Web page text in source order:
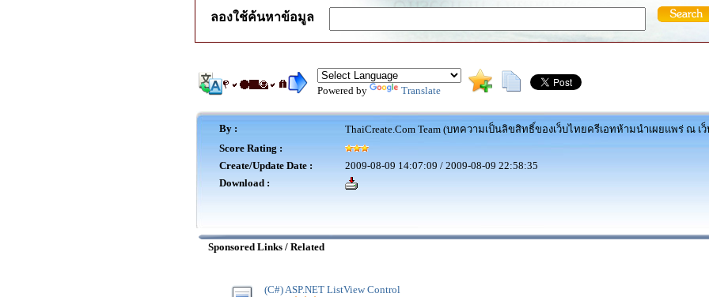
ลองใช้ค้นหาข้อมูล
Powered by Translate
By :
ThaiCreate.Com Team (บทความเป็นลิขสิทธิ์ของเว็บไทยครีเอทห้ามนำเผยแพร่ ณ เ
Score Rating :
Create/Update Date :
2009-08-09 14:07:09 / 2009-08-09 22:58:35
Download :
Sponsored Links / Related
(C#) ASP.NET ListView Control